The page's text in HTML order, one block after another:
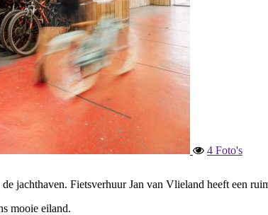
4 Foto's
jachthaven. Fietsverhuur Jan van Vlieland heeft een
mooie eiland.